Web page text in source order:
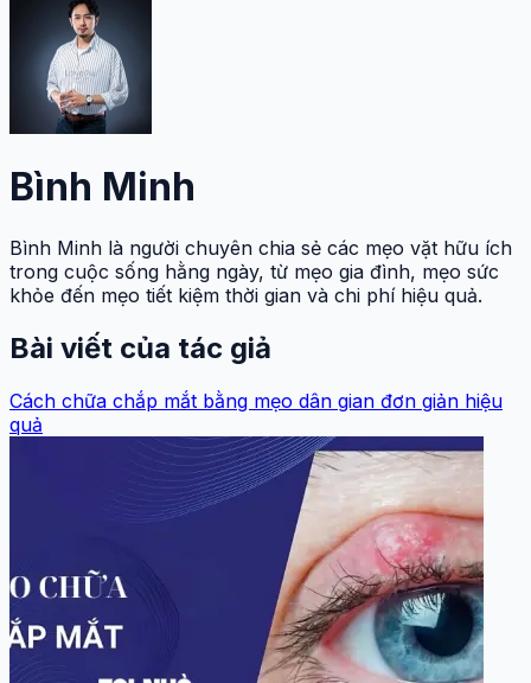
Bình Minh
Bình Minh là người chuyên chia sẻ các mẹo vặt hữu ích
trong cuộc sống hằng ngày, từ mẹo gia đình, mẹo sức
khỏe đến mẹo tiết kiệm thời gian và chi phí hiệu quả.
Bài viết của tác giả
Cách chữa chắp mắt bằng mẹo dân gian đơn giản hiệu
quả